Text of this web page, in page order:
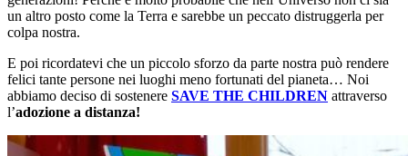
un altro posto come la Terra e sarebbe un peccato distruggerla per
colpa nostra.
E poi ricordatevi che un piccolo sforzo da parte nostra può rendere
felici tante persone nei luoghi meno fortunati del pianeta… Noi
abbiamo deciso di sostenere SAVE THE CHILDREN attraverso
l’adozione a distanza!